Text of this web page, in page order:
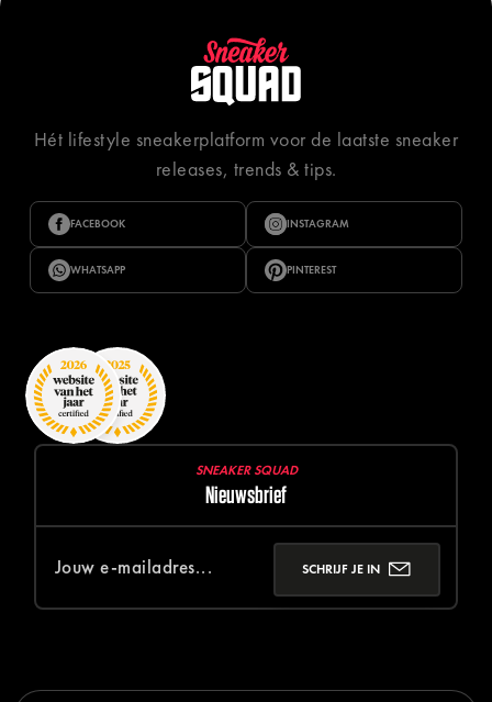
Hét lifestyle sneakerplatform voor de laatste sneaker
releases, trends & tips.
FACEBOOK INSTAGRAM
WHATSAPP PINTEREST
SNEAKER SQUAD
Nieuwsbrief
SCHRIJF JE IN